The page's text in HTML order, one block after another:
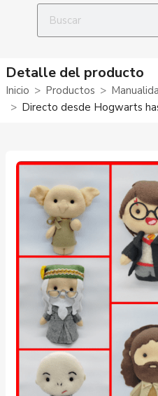
Detalle del producto
Inicio Productos
Directo desde Hogwarts